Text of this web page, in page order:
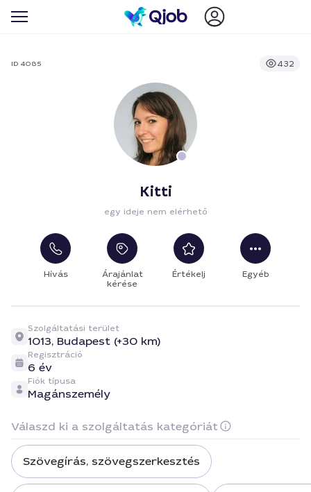
ID 4085 432
Kitti
egy ideje nem elérhető
Hívás
Árajánlat
kérése
Értékelj Egyéb
Szolgáltatási terület
1013, Budapest (+30 km)
Regisztráció
6 év
Fiók típusa
Magánszemély
Válaszd ki a szolgáltatás kategóriát
Szövegírás, szövegszerkesztés